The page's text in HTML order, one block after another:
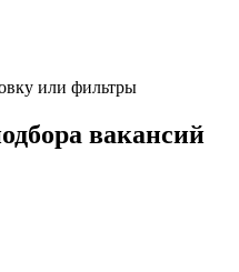
или фильтры
вакансий